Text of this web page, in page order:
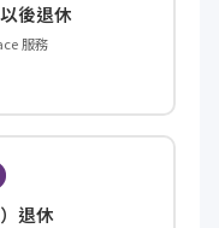
後退休
服務
退休